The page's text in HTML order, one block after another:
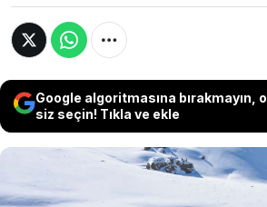
Google algoritmasına bırakmayın,
siz seçin! Tıkla ve ekle